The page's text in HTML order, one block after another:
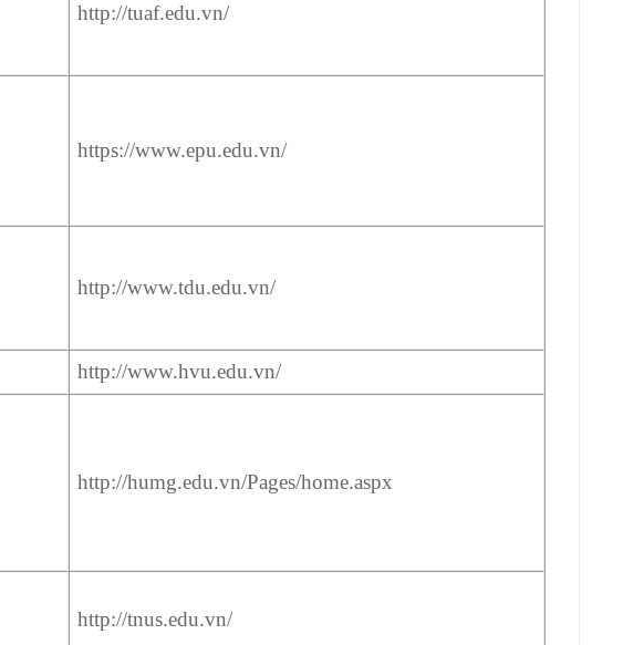
http://tuaf.edu.vn/
https://www.epu.edu.vn/
http://www.tdu.edu.vn/
http://www.hvu.edu.vn/
http://humg.edu.vn/Pages/home.aspx
http://tnus.edu.vn/